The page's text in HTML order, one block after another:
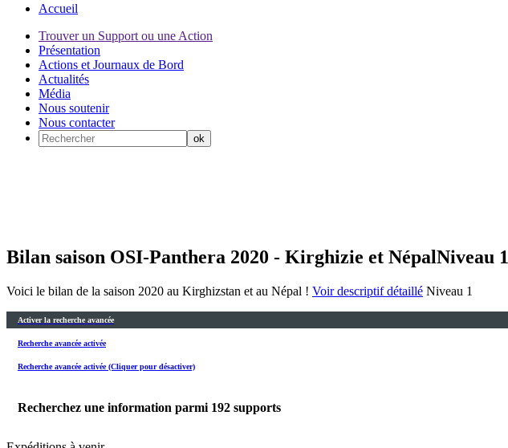
Accueil
Trouver un Support ou une Action
Présentation
Actions et Journaux de Bord
Actualités
Média
Nous soutenir
Nous contacter
Bilan saison OSI-Panthera 2020 - Kirghizie et NépalNiveau 1
Voici le bilan de la saison 2020 au Kirghizstan et au Népal ! Voir descriptif détaillé Niveau 1
Activer la recherche avancée
Recherche avancée activée
Recherche avancée activée (Cliquer pour désactiver)
Recherchez une information parmi 192 supports